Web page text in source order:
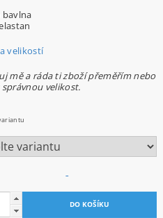
bavlna
velikostí
mě a ráda ti zboží přeměřím nebo
velikost.
–